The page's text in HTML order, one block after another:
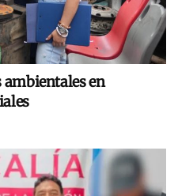
ambientales en